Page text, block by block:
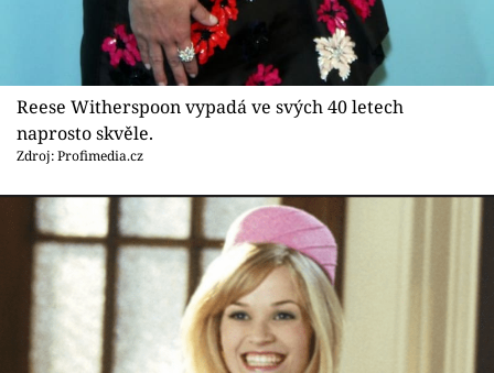
Reese Witherspoon vypadá ve svých 40 letech
naprosto skvěle.
Zdroj: Profimedia.cz